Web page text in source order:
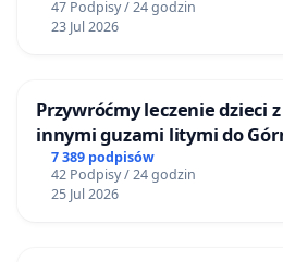
47 Podpisy / 24 godzin
23 Jul 2026
Przywróćmy leczenie dzieci
innymi guzami litymi do
Centrum Zdrowia Dziecka w
7 389 podpisów
42 Podpisy / 24 godzin
25 Jul 2026